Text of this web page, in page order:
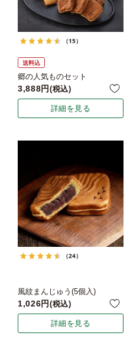
（15）
送料込
郷の人気ものセット
3,888 税込
詳細を見る
（24）
風紋まんじゅう(5個入)
1,026 税込
詳細を見る